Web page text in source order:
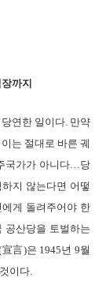
까지
연한 일이다. 만약
는 절대로 바른 궤
국가가 아니다…당
지 않는다면 어떻
게 돌려주어야 한
공산당을 토벌하는
言)은 1945년 9월
이다.